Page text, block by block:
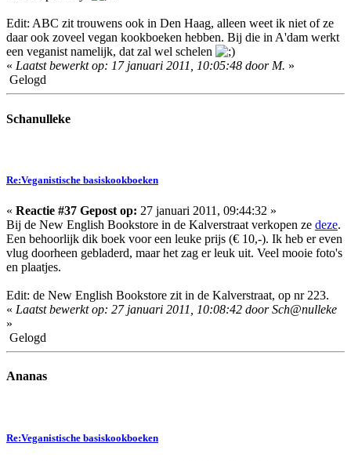
Edit: ABC zit trouwens ook in Den Haag, alleen weet ik niet of ze
daar ook zoveel vegan kookboeken hebben. Bij die in A'dam werkt
een veganist namelijk, dat zal wel schelen
« Laatst bewerkt op: 17 januari 2011, 10:05:48 door M. »
Gelogd
Schanulleke
Re:Veganistische basiskookboeken
« Reactie #37 Gepost op: 27 januari 2011, 09:44:32 »
Bij de New English Bookstore in de Kalverstraat verkopen ze deze.
Een behoorlijk dik boek voor een leuke prijs (€ 10,-). Ik heb er even
vlug doorheen gebladerd, maar het zag er leuk uit. Veel mooie foto's
en plaatjes.
Edit: de New English Bookstore zit in de Kalverstraat, op nr 223.
« Laatst bewerkt op: 27 januari 2011, 10:08:42 door Sch@nulleke
»
Gelogd
Ananas
Re:Veganistische basiskookboeken